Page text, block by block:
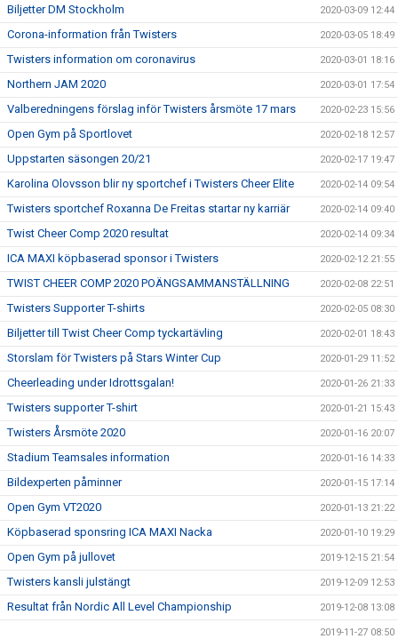
Biljetter DM Stockholm 2020-03-09 12:44
Corona-information från Twisters 2020-03-05 18:49
Twisters information om coronavirus 2020-03-01 18:16
Northern JAM 2020 2020-03-01 17:54
Valberedningens förslag inför Twisters årsmöte 17 mars 2020-02-23 15:56
Open Gym på Sportlovet 2020-02-18 12:57
Uppstarten säsongen 20/21 2020-02-17 19:47
Karolina Olovsson blir ny sportchef i Twisters Cheer Elite 2020-02-14 09:54
Twisters sportchef Roxanna De Freitas startar ny karriär 2020-02-14 09:40
Twist Cheer Comp 2020 resultat 2020-02-14 09:34
ICA MAXI köpbaserad sponsor i Twisters 2020-02-12 21:55
TWIST CHEER COMP 2020 POÄNGSAMMANSTÄLLNING 2020-02-08 22:51
Twisters Supporter T-shirts 2020-02-05 08:30
Biljetter till Twist Cheer Comp tyckartävling 2020-02-01 18:43
Storslam för Twisters på Stars Winter Cup 2020-01-29 11:52
Cheerleading under Idrottsgalan! 2020-01-26 21:33
Twisters supporter T-shirt 2020-01-21 15:43
Twisters Årsmöte 2020 2020-01-16 20:07
Stadium Teamsales information 2020-01-16 14:33
Bildexperten påminner 2020-01-15 17:14
Open Gym VT2020 2020-01-13 21:22
Köpbaserad sponsring ICA MAXI Nacka 2020-01-10 19:29
Open Gym på jullovet 2019-12-15 21:54
Twisters kansli julstängt 2019-12-09 12:53
Resultat från Nordic All Level Championship 2019-12-08 13:08
2019-11-27 08:50